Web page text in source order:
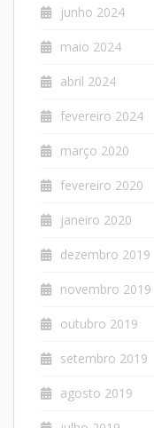
junho 2024
maio 2024
abril 2024
fevereiro 2024
março 2020
fevereiro 2020
janeiro 2020
dezembro 2019
novembro 2019
outubro 2019
setembro 2019
agosto 2019